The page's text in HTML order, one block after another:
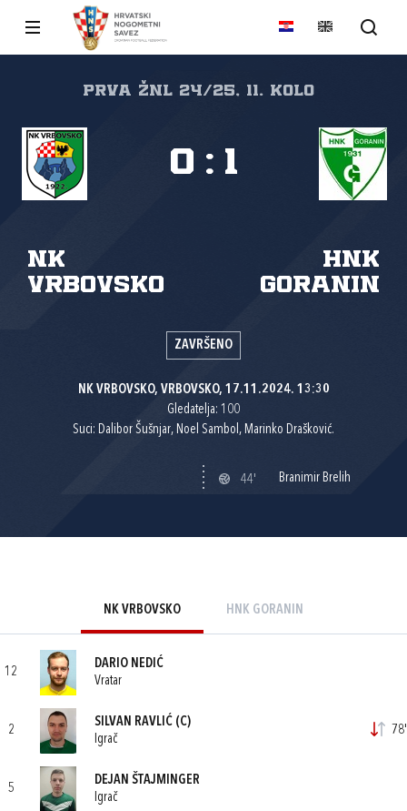
PRVA ŽNL 24/25, 11. kolo
NK
Vrbovsko
HNK
Goranin
0 : 1
ZAVRŠENO
NK VRBOVSKO, VRBOVSKO, 17.11.2024. 13:30
Gledatelja: 100
Suci: Dalibor Šušnjar, Noel Sambol, Marinko Drašković.
44' Branimir Brelih
NK VRBOVSKO HNK GORANIN
12
DARIO NEDIĆ
Vratar
2
SILVAN RAVLIĆ (C)
Igrač
78'
5
DEJAN ŠTAJMINGER
Igrač